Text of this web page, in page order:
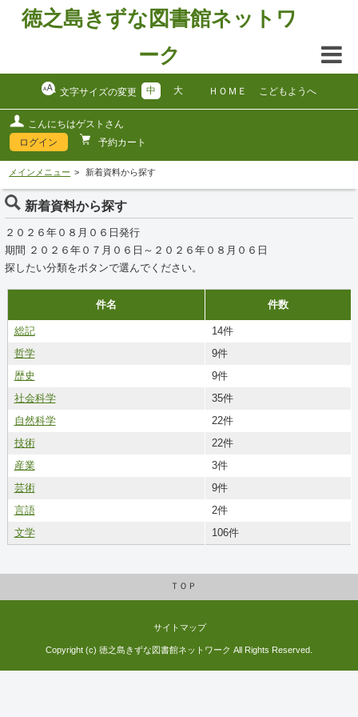
徳之島きずな図書館ネットワ
ーク
文字サイズの変更 中 大 ＨＯＭＥ こどもようへ
こんにちはゲストさん
ログイン
予約カート
メインメニュー 新着資料から探す
新着資料から探す
２０２６年０８月０６日発行
期間 ２０２６年０７月０６日～２０２６年０８月０６日
探したい分類をボタンで選んでください。
件名 件数
総記
14件
哲学
9件
歴史
9件
社会科学
35件
自然科学
22件
技術
22件
産業
3件
芸術
9件
言語
2件
文学
106件
ＴＯＰ
サイトマップ
Copyright (c) 徳之島きずな図書館ネットワーク All Rights Reserved.